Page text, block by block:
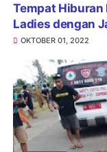
Tempat Hiburan
Ladies dengan
OKTOBER 01, 2022